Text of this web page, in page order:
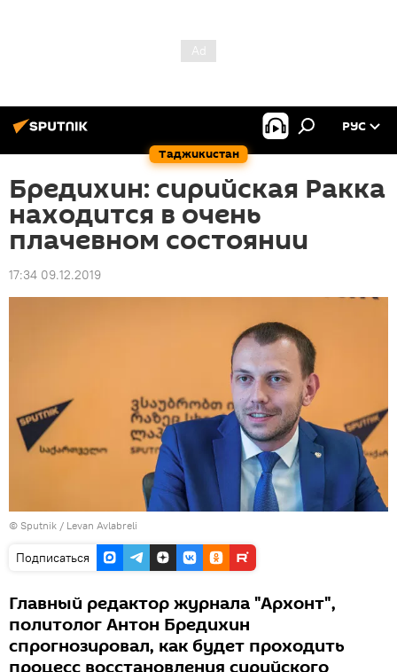
Таджикистан
РУС
Бредихин: сирийская Ракка
находится в очень
плачевном состоянии
17:34 09.12.2019
© Sputnik / Levan Avlabreli
Подписаться
Главный редактор журнала "Архонт",
политолог Антон Бредихин
спрогнозировал, как будет проходить